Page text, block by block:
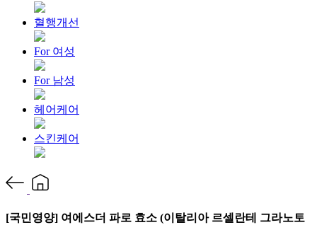
혈행개선
For 여성
For 남성
헤어케어
스킨케어
[국민영양] 여에스더 파로 효소 (이탈리아 르셀란테 그라노토